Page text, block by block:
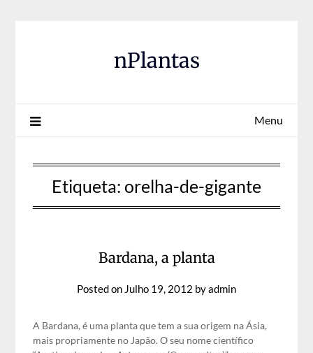
nPlantas
Menu
Etiqueta: orelha-de-gigante
Bardana, a planta
Posted on Julho 19, 2012 byadmin
A Bardana, é uma planta que tem a sua origem na Ásia,
mais propriamente no Japão. O seu nome científico